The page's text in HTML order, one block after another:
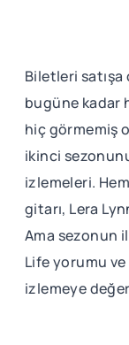
Biletleri
bugüne kadar
hiç görmemiş
ikinci
izlemeleri.
gitarı, Lera
Ama sezonun
Life yorumu ve
izlemeye